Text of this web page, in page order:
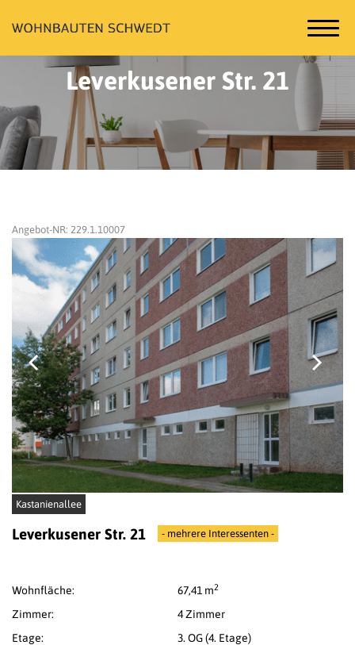
Leverkusener Str. 21
Angebot-NR: 229.1.10007
Kastanienallee
Leverkusener Str. 21 - mehrere Interessenten -
Wohnfläche: 67,41 m2
Zimmer:
4 Zimmer
Etage:
3. OG (4. Etage)